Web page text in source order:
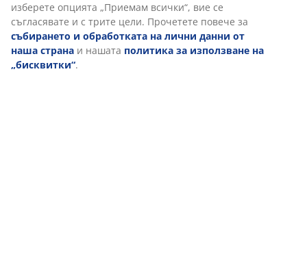
изберете опцията „Приемам всички“, вие се
съгласявате и с трите цели. Прочетете повече за
събирането и обработката на лични данни от
наша страна и нашата политика за използване на
„бисквитки“.